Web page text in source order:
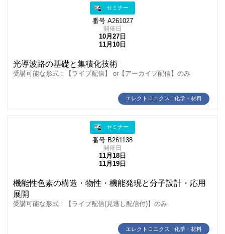
セミナー
番号 A261027
開催日
10月27日
11月10日
光導波路の基礎と集積化技術
受講可能な形式：【ライブ配信】 or【アーカイブ配信】のみ
エレクトロニクス | 化学・材料
セミナー
番号 B261138
開催日
11月18日
11月19日
機能性色素の構造・物性・機能発現と分子設計・応用
展開
受講可能な形式：【ライブ配信(見逃し配信付)】のみ
エレクトロニクス | 化学・材料